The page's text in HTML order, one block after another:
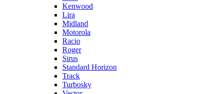
Kenwood
Lira
Midland
Motorola
Racio
Roger
Sirus
Standard Horizon
Track
Turbosky